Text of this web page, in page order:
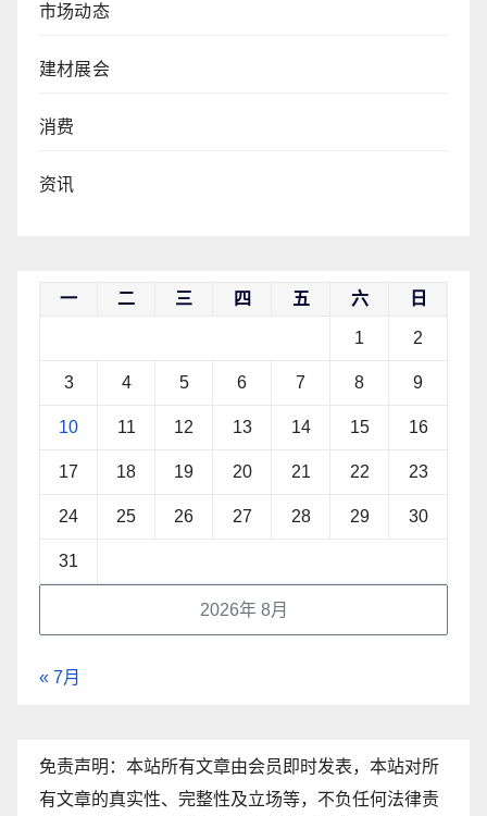
市场动态
建材展会
消费
资讯
2026年 8月
一 二 三 四 五 六 日
1 2
3 4 5 6 7 8 9
10 11 12 13 14 15 16
17 18 19 20 21 22 23
24 25 26 27 28 29 30
31
« 7月
免责声明：本站所有文章由会员即时发表，本站对所
有文章的真实性、完整性及立场等，不负任何法律责